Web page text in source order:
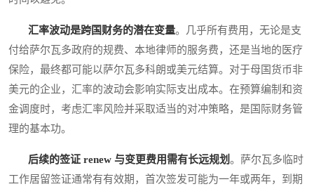
汇率波动是跨国财务的潜在变量。几乎所有费用，无论是支
付给萨尔瓦多政府的规费、本地律师的服务费，还是当地的医疗
保险，最终都可能以萨尔瓦多科朗或美元结算。对于母国货币非
美元的企业，汇率的波动会影响实际支出成本。在预算编制和资
金调度时，考虑汇率风险并采取适当的对冲策略，是国际财务管
理的基本功。
后续的签证 renew 与变更费用需有长远规划。萨尔瓦多临时
工作居留签证通常有有效期，首次签发可能为一年或两年，到期